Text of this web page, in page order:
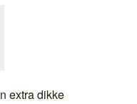
extra dikke